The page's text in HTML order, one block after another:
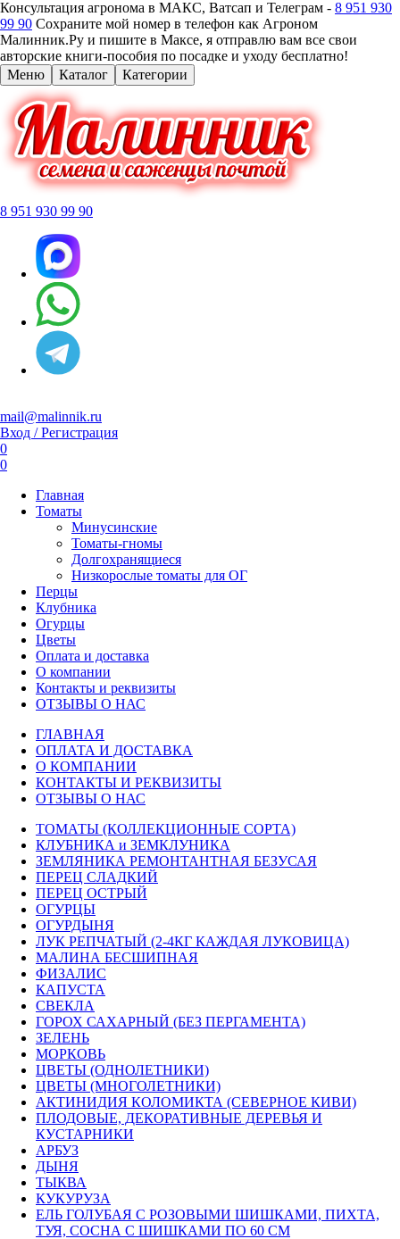
Консультация агронома в МАКС, Ватсап и Телеграм - 8 951 930
99 90 Сохраните мой номер в телефон как Агроном
Малинник.Ру и пишите в Максе, я отправлю вам все свои
авторские книги-пособия по посадке и уходу бесплатно!
Меню
Каталог Категории
8 951 930 99 90
mail@malinnik.ru
Вход / Регистрация
0
0
Главная
Томаты
Минусинские
Томаты-гномы
Долгохранящиеся
Низкорослые томаты для ОГ
Перцы
Клубника
Огурцы
Цветы
Оплата и доставка
О компании
Контакты и реквизиты
ОТЗЫВЫ О НАС
ГЛАВНАЯ
ОПЛАТА И ДОСТАВКА
О КОМПАНИИ
КОНТАКТЫ И РЕКВИЗИТЫ
ОТЗЫВЫ О НАС
ТОМАТЫ (КОЛЛЕКЦИОННЫЕ СОРТА)
КЛУБНИКА и ЗЕМКЛУНИКА
ЗЕМЛЯНИКА РЕМОНТАНТНАЯ БЕЗУСАЯ
ПЕРЕЦ СЛАДКИЙ
ПЕРЕЦ ОСТРЫЙ
ОГУРЦЫ
ОГУРДЫНЯ
ЛУК РЕПЧАТЫЙ (2-4КГ КАЖДАЯ ЛУКОВИЦА)
МАЛИНА БЕСШИПНАЯ
ФИЗАЛИС
КАПУСТА
СВЕКЛА
ГОРОХ САХАРНЫЙ (БЕЗ ПЕРГАМЕНТА)
ЗЕЛЕНЬ
МОРКОВЬ
ЦВЕТЫ (ОДНОЛЕТНИКИ)
ЦВЕТЫ (МНОГОЛЕТНИКИ)
АКТИНИДИЯ КОЛОМИКТА (СЕВЕРНОЕ КИВИ)
ПЛОДОВЫЕ, ДЕКОРАТИВНЫЕ ДЕРЕВЬЯ И
КУСТАРНИКИ
АРБУЗ
ДЫНЯ
ТЫКВА
КУКУРУЗА
ЕЛЬ ГОЛУБАЯ С РОЗОВЫМИ ШИШКАМИ, ПИХТА,
ТУЯ, СОСНА С ШИШКАМИ ПО 60 СМ